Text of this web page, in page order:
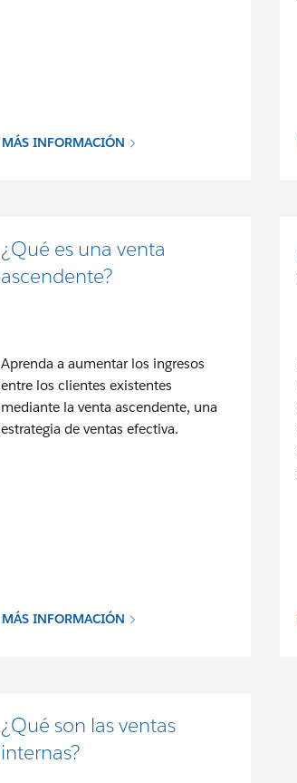
MÁS INFORMACIÓN
¿Qué es una venta
ascendente?
Aprenda a aumentar los ingresos
entre los clientes existentes
mediante la venta ascendente, una
estrategia de ventas efectiva.
MÁS INFORMACIÓN
¿Qué son las ventas
internas?